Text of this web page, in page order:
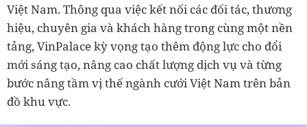
Việt Nam. Thông qua việc kết nối các đối tác, thương
hiệu, chuyên gia và khách hàng trong cùng một nền
tảng, VinPalace kỳ vọng tạo thêm động lực cho đổi
mới sáng tạo, nâng cao chất lượng dịch vụ và từng
bước nâng tầm vị thế ngành cưới Việt Nam trên bản
đồ khu vực.